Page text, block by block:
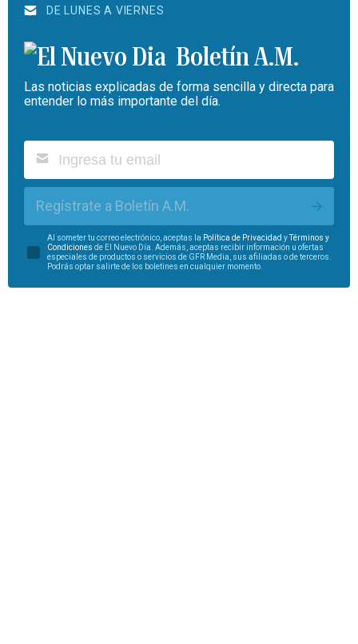
DE LUNES A VIERNES
Boletín A.M.
Las noticias explicadas de forma sencilla y directa para
entender lo más importante del día.
Regístrate a Boletín A.M.
Al someter tu correo electrónico, aceptas la Política de Privacidad yTérminos y
Condiciones de El Nuevo Día. Además, aceptas recibir información u ofertas
especiales de productos o servicios de GFR Media, sus afiliadas o de terceros.
Podrás optar salirte de los boletines en cualquier momento.